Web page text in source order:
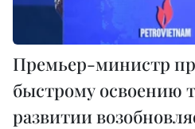
Премьер-министр
быстрому освоению
развитии